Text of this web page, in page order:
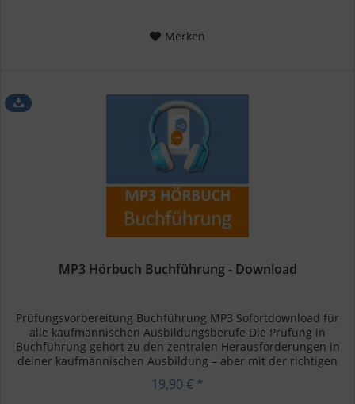
Merken
MP3 Hörbuch Buchführung - Download
Prüfungsvorbereitung Buchführung MP3 Sofortdownload für
alle kaufmännischen Ausbildungsberufe Die Prüfung in
Buchführung gehört zu den zentralen Herausforderungen in
deiner kaufmännischen Ausbildung – aber mit der richtigen
Vorbereitung...
19,90 € *